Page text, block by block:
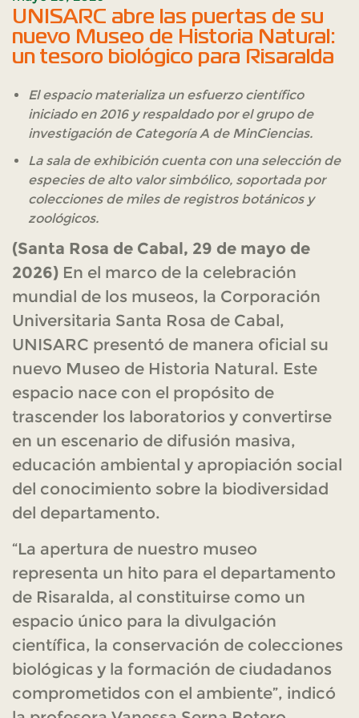
UNISARC abre las puertas de su
nuevo Museo de Historia Natural:
un tesoro biológico para Risaralda
El espacio materializa un esfuerzo científico
iniciado en 2016 y respaldado por el grupo de
investigación de Categoría A de MinCiencias.
La sala de exhibición cuenta con una selección de
especies de alto valor simbólico, soportada por
colecciones de miles de registros botánicos y
zoológicos.
(Santa Rosa de Cabal, 29 de mayo de
2026) En el marco de la celebración
mundial de los museos, la Corporación
Universitaria Santa Rosa de Cabal,
UNISARC presentó de manera oficial su
nuevo Museo de Historia Natural. Este
espacio nace con el propósito de
trascender los laboratorios y convertirse
en un escenario de difusión masiva,
educación ambiental y apropiación social
del conocimiento sobre la biodiversidad
del departamento.
“La apertura de nuestro museo
representa un hito para el departamento
de Risaralda, al constituirse como un
espacio único para la divulgación
científica, la conservación de colecciones
biológicas y la formación de ciudadanos
comprometidos con el ambiente”, indicó